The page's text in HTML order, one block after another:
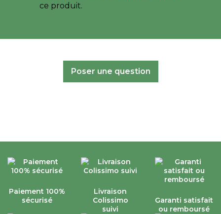
ce produit.
Poser une question
Paiement 100%
sécurisé
Livraison
Colissimo
suivi
Garanti satisfait
ou remboursé